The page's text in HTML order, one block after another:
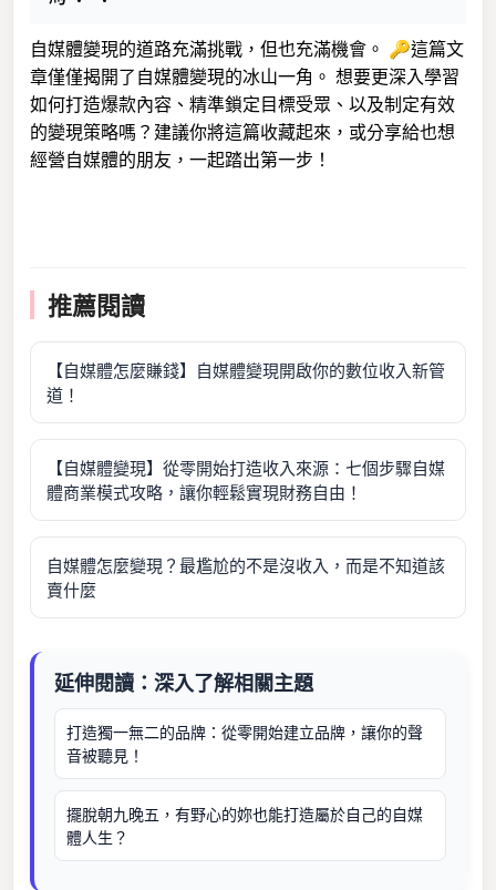
自媒體變現的道路充滿挑戰，但也充滿機會。 🔑這篇文
章僅僅揭開了自媒體變現的冰山一角。 想要更深入學習
如何打造爆款內容、精準鎖定目標受眾、以及制定有效
的變現策略嗎？建議你將這篇收藏起來，或分享給也想
經營自媒體的朋友，一起踏出第一步！
推薦閱讀
【自媒體怎麼賺錢】自媒體變現開啟你的數位收入新管
道！
【自媒體變現】從零開始打造收入來源：七個步驟自媒
體商業模式攻略，讓你輕鬆實現財務自由！
自媒體怎麼變現？最尷尬的不是沒收入，而是不知道該
賣什麼
延伸閱讀：深入了解相關主題
打造獨一無二的品牌：從零開始建立品牌，讓你的聲
音被聽見！
擺脫朝九晚五，有野心的妳也能打造屬於自己的自媒
體人生？